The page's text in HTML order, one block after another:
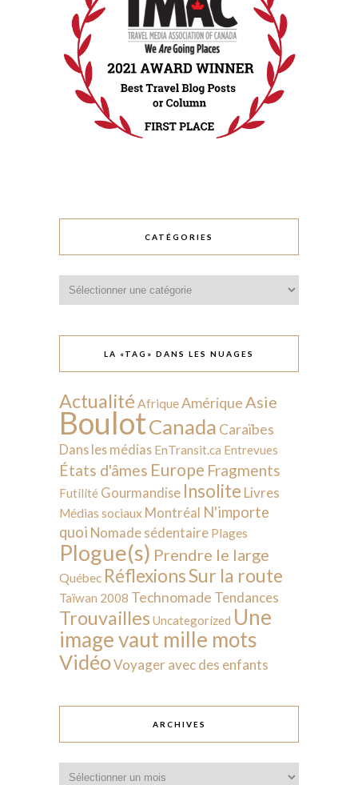
CATÉGORIES
LA «TAG» DANS LES NUAGES
Actualité AfriqueAmérique Asie
BoulotCanada Caraïbes
Dans les médias EnTransit.ca Entrevues
États d'âmes Europe Fragments
Futilité Gourmandise Insolite Livres
Médias sociaux Montréal N'importe
quoi Nomade sédentaire Plages
Plogue(s) Prendre le large
Québec RéflexionsSur la route
Taïwan 2008 Technomade Tendances
Trouvailles Uncategorized Une
image vaut mille mots
VidéoVoyager avec des enfants
ARCHIVES